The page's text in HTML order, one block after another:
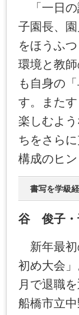
「一日の
子園長、
をほうふ
環境と教
も自身の
す。また
楽しむよ
ちをさら
構成のヒン
書写を学級
谷 俊子・
新年最初
初め大会
月で退職
船橋市立